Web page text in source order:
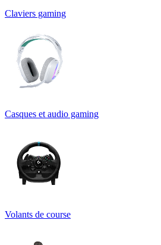
Claviers gaming
Casques et audio gaming
Volants de course